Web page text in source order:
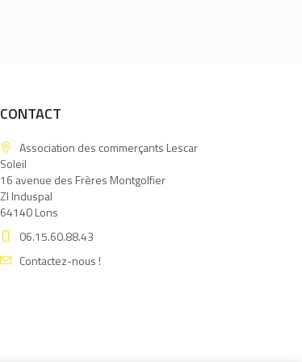
CONTACT
Association des commerçants Lescar
Soleil
16 avenue des Frères Montgolfier
ZI Induspal
64140 Lons
06.15.60.88.43
Contactez-nous !